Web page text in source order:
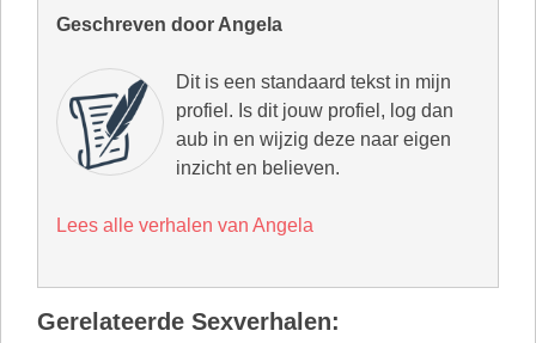
Geschreven door Angela
Dit is een standaard tekst in mijn
profiel. Is dit jouw profiel, log dan
aub in en wijzig deze naar eigen
inzicht en believen.
Lees alle verhalen van Angela
Gerelateerde Sexverhalen: